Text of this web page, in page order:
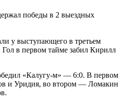
победы в 2 выездных
у выступающего в третьем
в первом тайме забил Кирилл
«Калугу-м» — 6:0. В первом
и Уридия, во втором — Ломакин